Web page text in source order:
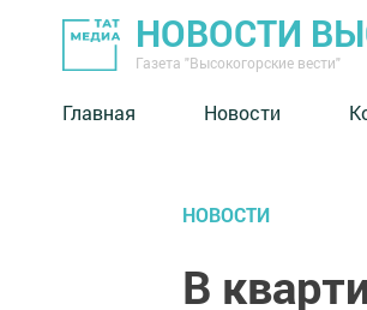
НОВОСТИ
Газета "Высокогорские вести"
Главная Новости
НОВОСТИ
В